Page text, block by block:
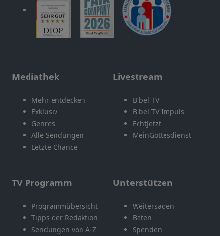
Mediathek
Mehr entdecken
Exklusiv
Genres
Alle Sendungen
Letzte Chance
Livestream
Bibel TV
Bibel TV Impuls
EchtJetzt
MeinGottesdienst
TV Programm
Programmübersicht
Tipps der Redaktion
Sendungen von A-Z
Unterstützen
Weitersagen
Beten
Spenden